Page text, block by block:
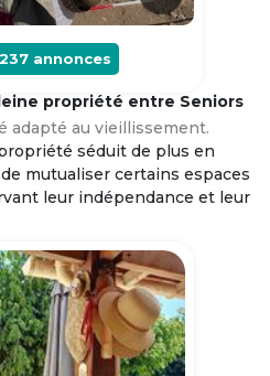
237 annonces
propriété entre Seniors
adapté au vieillissement.
séduit de plus en
mutualiser certains espaces
leur indépendance et leur